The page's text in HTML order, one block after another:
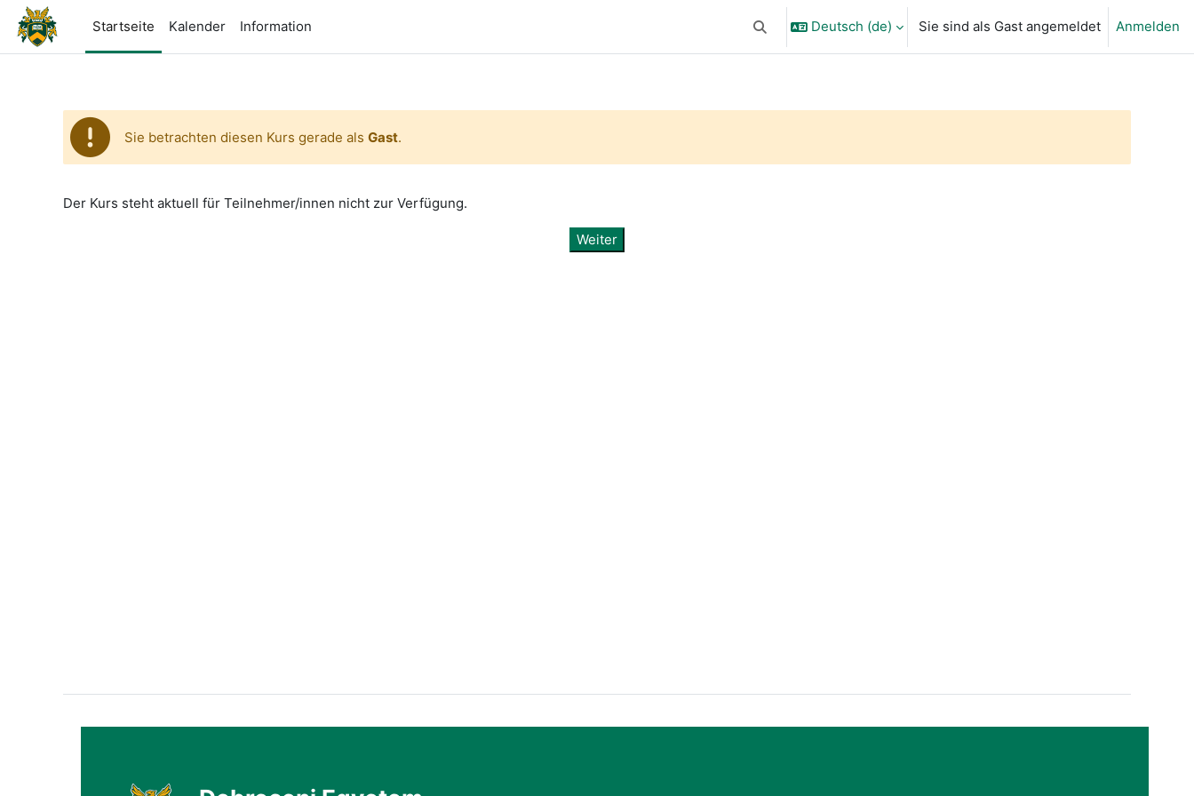
Zum Hauptinhalt
Startseite
Kalender Information Sucheingabe umschalten
Deutsch ‎(de)‎ Sie sind als Gast angemeldet Anmelden
Sie betrachten diesen Kurs gerade als Gast.
Der Kurs steht aktuell für Teilnehmer/innen nicht zur Verfügung.
Weiter